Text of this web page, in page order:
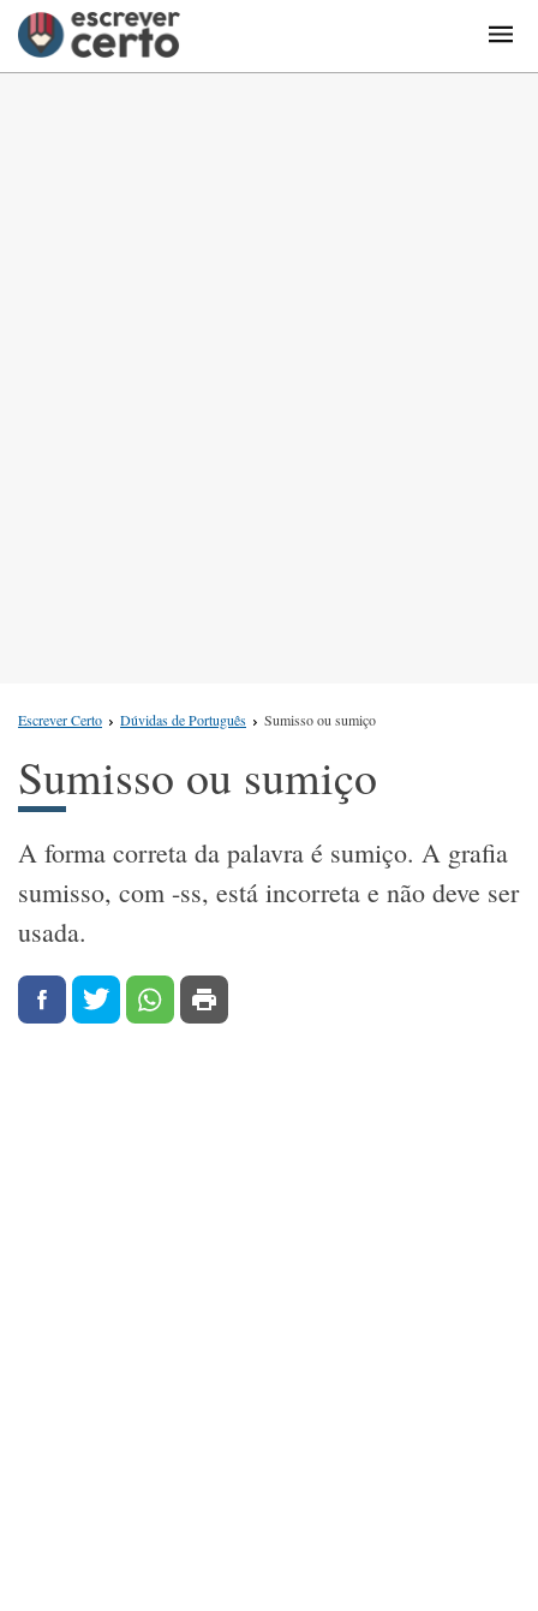
Escrever Certo Dúvidas de Português Sumisso ou sumiço
Sumisso ou sumiço
A forma correta da palavra é sumiço. A grafia
sumisso, com -ss, está incorreta e não deve ser
usada.